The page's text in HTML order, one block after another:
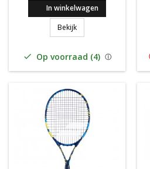
In winkelwagen
BekijkBabolat Pure Aero
 Op voorraad (4)